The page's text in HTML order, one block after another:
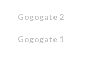
Gogogate 2
Gogogate 1